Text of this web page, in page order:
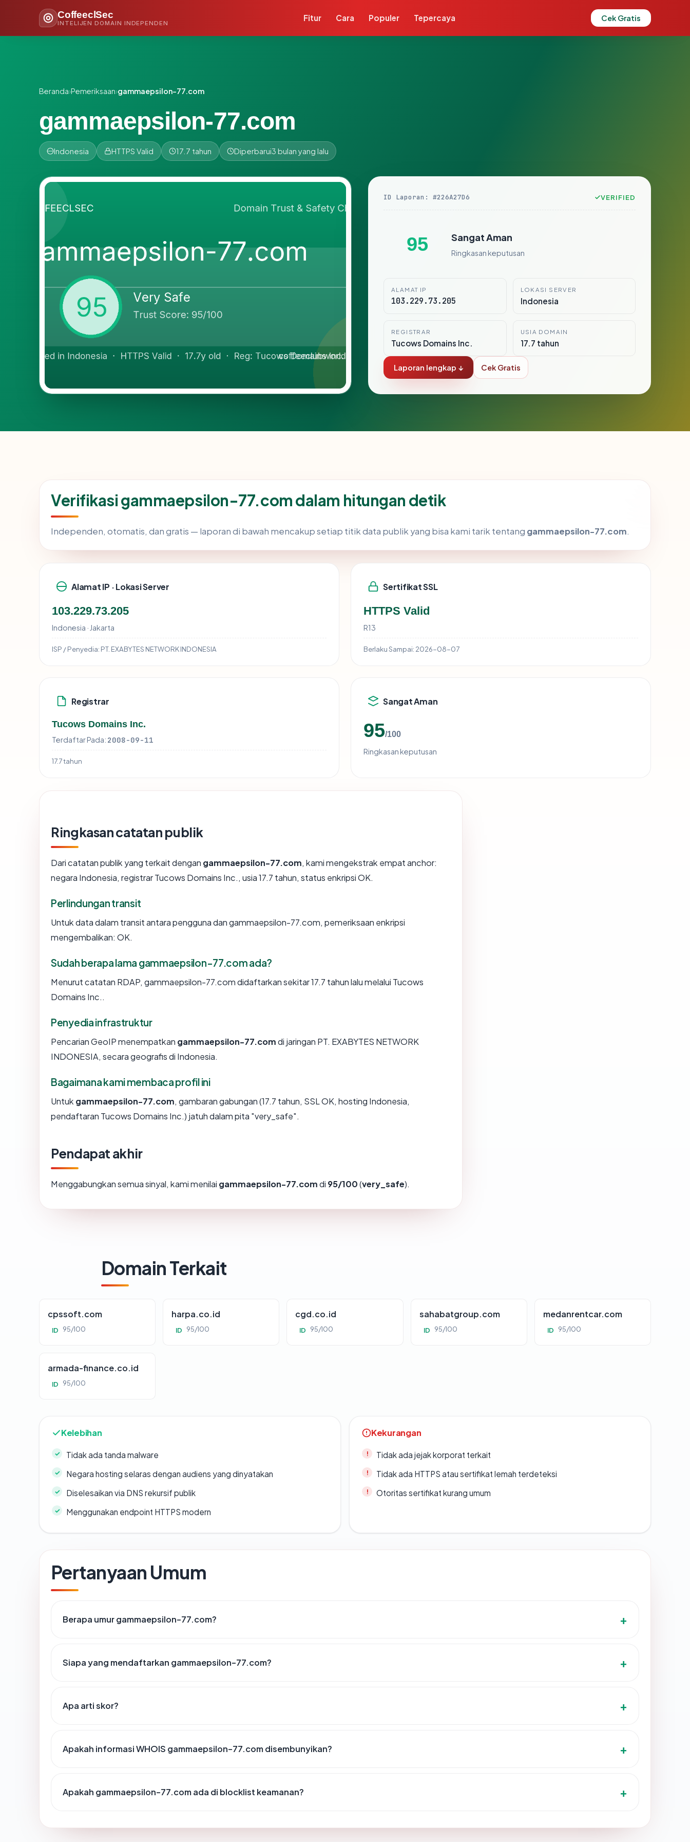
CoffeeclSec
INTELIJEN DOMAIN INDEPENDEN
Fitur Cara Populer Tepercaya Cek Gratis
Beranda›Pemeriksaan›gammaepsilon-77.com
gammaepsilon-77.com
Indonesia HTTPS Valid 17.7 tahun Diperbarui3 bulan yang lalu
ID Laporan: #226A27D6 VERIFIED
95 Sangat Aman
Ringkasan keputusan
ALAMAT IP
103.229.73.205
LOKASI SERVER
Indonesia
REGISTRAR
Tucows Domains Inc.
USIA DOMAIN
17.7 tahun
Laporan lengkap ↓ Cek Gratis
Verifikasi gammaepsilon-77.com dalam hitungan detik
Independen, otomatis, dan gratis — laporan di bawah mencakup setiap titik data publik yang bisa kami tarik tentang gammaepsilon-77.com.
Alamat IP · Lokasi Server
103.229.73.205
Indonesia · Jakarta
ISP / Penyedia: PT. EXABYTES NETWORK INDONESIA
Sertifikat SSL
HTTPS Valid
R13
Berlaku Sampai: 2026-08-07
Registrar
Tucows Domains Inc.
Terdaftar Pada: 2008-09-11
17.7 tahun
Sangat Aman
95/100
Ringkasan keputusan
Ringkasan catatan publik
Dari catatan publik yang terkait dengan gammaepsilon-77.com, kami mengekstrak empat anchor:
negara Indonesia, registrar Tucows Domains Inc., usia 17.7 tahun, status enkripsi OK.
Perlindungan transit
Untuk data dalam transit antara pengguna dan gammaepsilon-77.com, pemeriksaan enkripsi
mengembalikan: OK.
Sudah berapa lama gammaepsilon-77.com ada?
Menurut catatan RDAP, gammaepsilon-77.com didaftarkan sekitar 17.7 tahun lalu melalui Tucows
Domains Inc..
Penyedia infrastruktur
Pencarian GeoIP menempatkan gammaepsilon-77.comdi jaringan PT. EXABYTES NETWORK
INDONESIA, secara geografis di Indonesia.
Bagaimana kami membaca profil ini
Untuk gammaepsilon-77.com, gambaran gabungan (17.7 tahun, SSL OK, hosting Indonesia,
pendaftaran Tucows Domains Inc.) jatuh dalam pita "very_safe".
Pendapat akhir
Menggabungkan semua sinyal, kami menilai gammaepsilon-77.comdi 95/100(very_safe).
Domain Terkait
cpssoft.com
ID 95/100
harpa.co.id
ID 95/100
cgd.co.id
ID 95/100
sahabatgroup.com
ID 95/100
medanrentcar.com
ID 95/100
armada-finance.co.id
ID 95/100
Kelebihan
Tidak ada tanda malware
Negara hosting selaras dengan audiens yang dinyatakan
Diselesaikan via DNS rekursif publik
Menggunakan endpoint HTTPS modern
Kekurangan
Tidak ada jejak korporat terkait
Tidak ada HTTPS atau sertifikat lemah terdeteksi
Otoritas sertifikat kurang umum
Pertanyaan Umum
Berapa umur gammaepsilon-77.com?
Siapa yang mendaftarkan gammaepsilon-77.com?
Apa arti skor?
Apakah informasi WHOIS gammaepsilon-77.com disembunyikan?
Apakah gammaepsilon-77.com ada di blocklist keamanan?